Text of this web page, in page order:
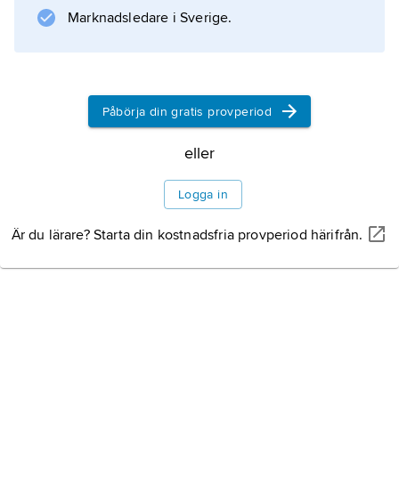
Marknadsledare i Sverige.
Påbörja din gratis provperiod
eller
Logga in
Är du lärare? Starta din kostnadsfria provperiod härifrån.